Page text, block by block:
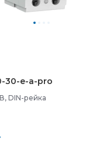
30-e-a-pro
DIN-рейка